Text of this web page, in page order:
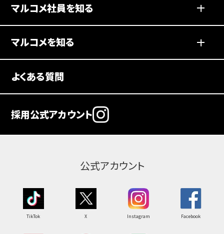
マルコメ
グループ 2027
マルコメ社員を知る
マルコメを知る
よくある質問
採用公式アカウント
公式アカウント
TikTok X Instagram Facebook